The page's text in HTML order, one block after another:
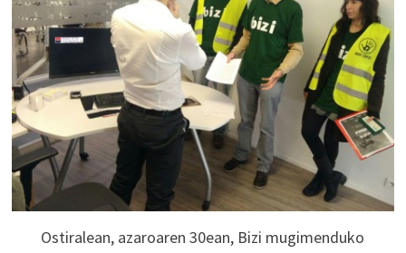
Ostiralean, azaroaren 30ean, Bizi mugimenduko